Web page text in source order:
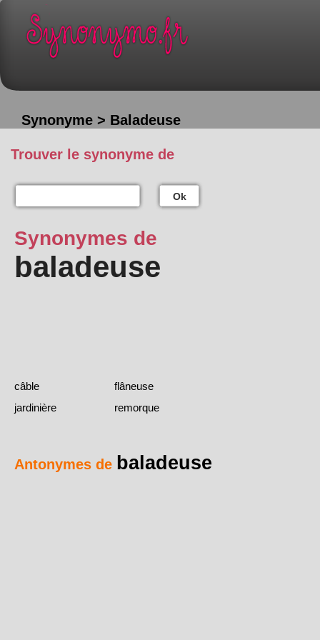
Synonyme > Baladeuse
Trouver le synonyme de
Ok
Synonymes de
baladeuse
câble
flâneuse
jardinière
remorque
Antonymes de baladeuse